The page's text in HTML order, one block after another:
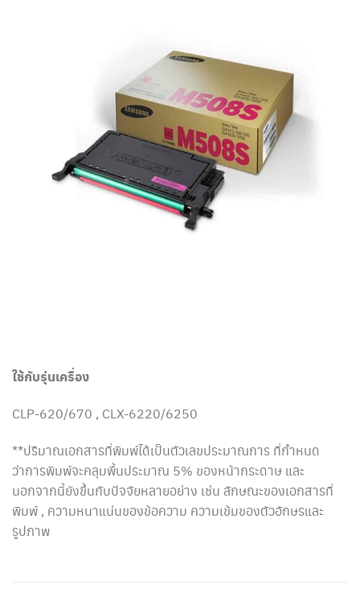
ใช้กับรุ่นเครื่อง
CLP-620/670 , CLX-6220/6250
**ปริมาณเอกสารที่พิมพ์ได้เป็นตัวเลขประมาณการ ที่กำหนด
ว่าการพิมพ์จะคลุมพื้นประมาณ 5% ของหน้ากระดาษ และ
นอกจากนี้ยังขึ้นกับปัจจัยหลายอย่าง เช่น ลักษณะของเอกสารที่
พิมพ์ , ความหนาแน่นของข้อความ ความเข้มของตัวอักษรและ
รูปภาพ